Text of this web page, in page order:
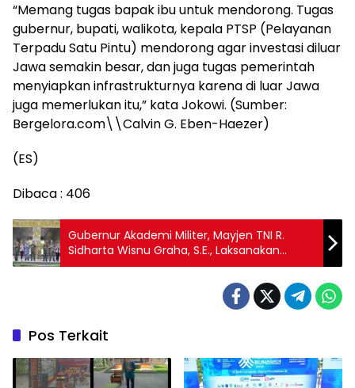
“Memang tugas bapak ibu untuk mendorong. Tugas
gubernur, bupati, walikota, kepala PTSP (Pelayanan
Terpadu Satu Pintu) mendorong agar investasi diluar
Jawa semakin besar, dan juga tugas pemerintah
menyiapkan infrastrukturnya karena di luar Jawa
juga memerlukan itu,” kata Jokowi. (Sumber:
Bergelora.com\\Calvin G. Eben-Haezer)
(ES)
Dibaca : 406
Gubernur Akademi Militer, Mayjen TNI R.
Sidharta Wisnu Graha, S.E., Laksanakan
Audiensi dengan Counsellor Defence Policy
Pos Terkait